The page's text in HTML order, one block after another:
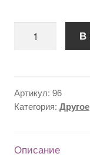
товара
очиститель
воздуха,
ионизатор
В
Артикул:96
Категория:Другое
Описание